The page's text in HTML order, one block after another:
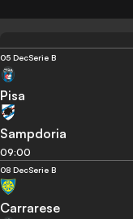
05 DecSerie B
Pisa
Sampdoria
09:00
08 DecSerie B
Carrarese